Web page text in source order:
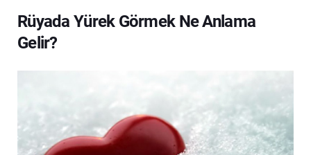
Rüyada Yürek Görmek Ne Anlama
Gelir?